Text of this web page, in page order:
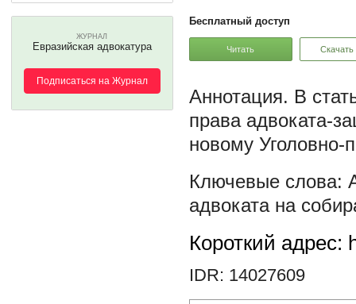
ЖУРНАЛ
Евразийская адвокатура
Подписаться на Журнал
Бесплатный доступ
Читать Скачать
В
права адвоката-
новому Уголовно-
адвоката на
Короткий адрес:
IDR: 14027609